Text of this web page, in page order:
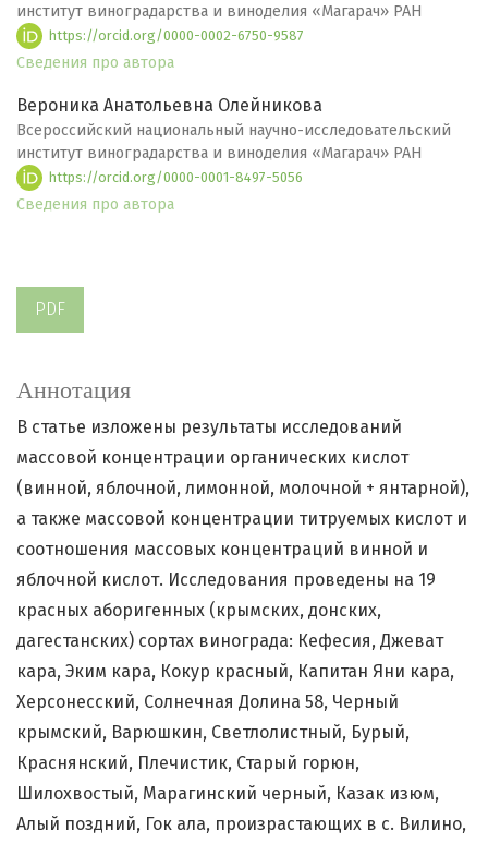
институт виноградарства и виноделия «Магарач» РАН
https://orcid.org/0000-0002-6750-9587
Сведения про автора
Вероника Анатольевна Олейникова
Всероссийский национальный научно-исследовательский
институт виноградарства и виноделия «Магарач» РАН
https://orcid.org/0000-0001-8497-5056
Сведения про автора
PDF
Аннотация
В статье изложены результаты исследований
массовой концентрации органических кислот
(винной, яблочной, лимонной, молочной + янтарной),
а также массовой концентрации титруемых кислот и
соотношения массовых концентраций винной и
яблочной кислот. Исследования проведены на 19
красных аборигенных (крымских, донских,
дагестанских) сортах винограда: Кефесия, Джеват
кара, Эким кара, Кокур красный, Капитан Яни кара,
Херсонесский, Солнечная Долина 58, Черный
крымский, Варюшкин, Светлолистный, Бурый,
Краснянский, Плечистик, Старый горюн,
Шилохвостый, Марагинский черный, Казак изюм,
Алый поздний, Гок ала, произрастающих в с. Вилино,